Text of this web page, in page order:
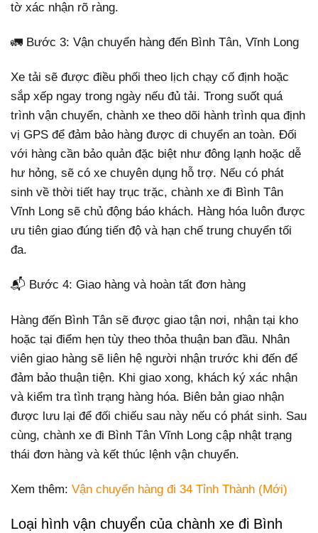
tờ xác nhận rõ ràng.
🚛 Bước 3: Vận chuyển hàng đến Bình Tân, Vĩnh Long
Xe tải sẽ được điều phối theo lịch chạy cố định hoặc
sắp xếp ngay trong ngày nếu đủ tải. Trong suốt quá
trình vận chuyển, chành xe theo dõi hành trình qua định
vị GPS để đảm bảo hàng được di chuyển an toàn. Đối
với hàng cần bảo quản đặc biệt như đông lạnh hoặc dễ
hư hỏng, sẽ có xe chuyên dụng hỗ trợ. Nếu có phát
sinh về thời tiết hay trục trặc, chành xe đi Bình Tân
Vĩnh Long sẽ chủ động báo khách. Hàng hóa luôn được
ưu tiên giao đúng tiến độ và hạn chế trung chuyển tối
đa.
📬 Bước 4: Giao hàng và hoàn tất đơn hàng
Hàng đến Bình Tân sẽ được giao tận nơi, nhận tại kho
hoặc tại điểm hẹn tùy theo thỏa thuận ban đầu. Nhân
viên giao hàng sẽ liên hệ người nhận trước khi đến để
đảm bảo thuận tiện. Khi giao xong, khách ký xác nhận
và kiểm tra tình trạng hàng hóa. Biên bản giao nhận
được lưu lại để đối chiếu sau này nếu có phát sinh. Sau
cùng, chành xe đi Bình Tân Vĩnh Long cập nhật trạng
thái đơn hàng và kết thúc lệnh vận chuyển.
Xem thêm: Vận chuyển hàng đi 34 Tỉnh Thành (Mới)
Loại hình vận chuyển của chành xe đi Bình